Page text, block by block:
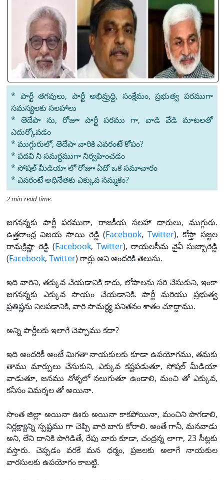
* పార్టీ తగవులు, పార్టీ అభివ్రుద్ది, సంక్షేమం, ప్రభుత్వ పరముగా
సమస్యలకు సలహాలు
* తెదేపా ను, రోజూ పార్టీ పరము గా, వాడి వేడి మాటలతో
ఎదుర్కోవడం
* ముగ్గురులో, తెదేపా వారికి ఎవరంటే కోపం?
* పదవి ని సమర్ధముగా నిర్వహించడం
* సోషల్ మీడియా లో రోజూ ఏదో ఒక సమాచారం
* ఎవరంటే అధినేతకు ఎక్కువ నమ్మకం?
2 min read time.
జగనన్నకు పార్టీ పరముగా, రాజకీయ సలహా దారులు, ముగ్గురు.
ఉత్తరాంధ్ర విజయ సాయి రెడ్డి (Facebook,Twitter), కోస్తా సజ్జల
రామక్రిష్ణా రెడ్డి (Facebook, Twitter), రాయలసీమ వైవీ సుబ్బారెడ్డి
(Facebook, Twitter) గార్లు అని అందరికి తెలుసు.
ఇది వారిని, తక్కువ చేయడానికి కాదు, లోపాలను సరి చేసుకుని, ఇంకా
జగనన్నకు ఎక్కువ సాయం చేయడానికి. పార్టీ మరియు ప్రభుత్వ
ప్రతిష్టను నిలపడానికి, వారి సామర్ధ్య పనితనం శాతం చూద్దాము.
అన్ని పార్టీలకు ఇలాగే చెప్పాము కదా?
ఇది అందరికీ అంటే మిగతా నాయకులకు కూడా ఉపయోగము, తమకు
తాము మార్పులు చేసుకుని, ఎక్కువ కష్టపడుతూ, సోషల్ మీడియా
వాడుతూ, జనము నోళ్ళలో నలుగుతూ ఉండాలి, మంచి తో ఎక్కువ,
కనీసం విమర్శల తో అయినా.
సొంత జిల్లా అయినా ఊరు అయినా కాకపోయినా, మంచిని పొగడాలి,
నిర్లక్ష్యాన్ని స్పష్టము గా చెప్పి వారి బాగు కోరాలి. అంతే గానీ, మనవాడు
అని, లేని దానికి పొగిడితే, రేపు వారు కూడా, చంద్రన్న లాగా, 23 సీట్లకు
వస్తారు. చెప్పడం వరకే మన ధర్మం, ప్రజలకు అలాగే నాయకుల
వారసులకు ఉపయోగం కాబట్టి.